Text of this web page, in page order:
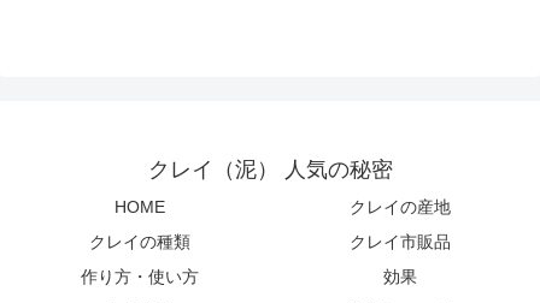
クレイ（泥） 人気の秘密
HOME
クレイの産地
クレイの種類
クレイ市販品
作り方・使い方
効果